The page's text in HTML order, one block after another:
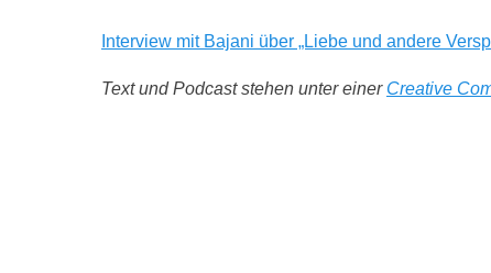
Interview mit Bajani über „Liebe und andere
Text und Podcast stehen unter einer Creative